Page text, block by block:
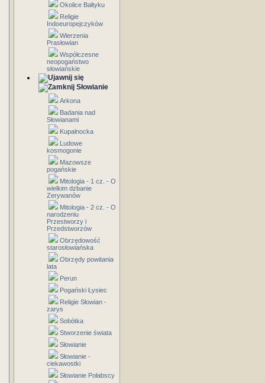
Okolice Bałtyku
Religie
Indoeuropejczyków
Wierzenia
Prasłowian
Współczesne
neopogaństwo
słowiańskie
Słowianie
Arkona
Badania nad
Słowianami
Kupalnocka
Ludowe
kosmogonie
Mazowsze
pogańskie
Mitologia - 1 cz. - O
wielkim dzbanie
Zerywanów
Mitologia - 2 cz. - O
narodzeniu
Przestworzy i
Przedstworzów
Obrzędowość
starosłowiańska
Obrzędy powitania
lata
Perun
Pogański Łysiec
Religie Słowian -
zarys
Sobótka
Stworzenie świata
Słowianie
Słowianie -
ciekawostki
Słowianie Połabscy